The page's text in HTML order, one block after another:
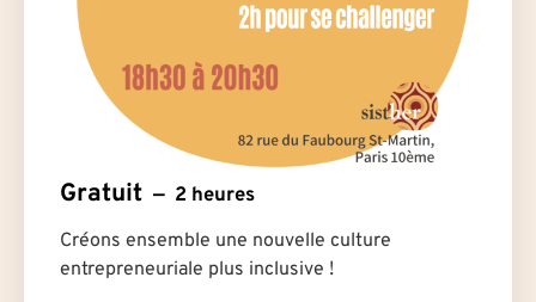
Gratuit 2 heures
Créons ensemble une nouvelle culture
entrepreneuriale plus inclusive !